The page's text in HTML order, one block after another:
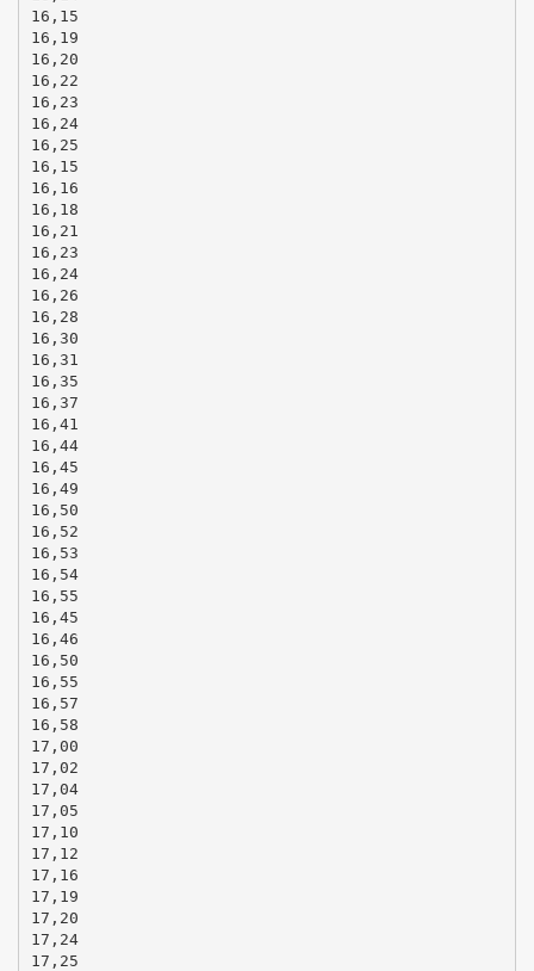
16,15
16,19
16,20
16,22
16,23
16,24
16,25
16,15
16,16
16,18
16,21
16,23
16,24
16,26
16,28
16,30
16,31
16,35
16,37
16,41
16,44
16,45
16,49
16,50
16,52
16,53
16,54
16,55
16,45
16,46
16,50
16,55
16,57
16,58
17,00
17,02
17,04
17,05
17,10
17,12
17,16
17,19
17,20
17,24
17,25